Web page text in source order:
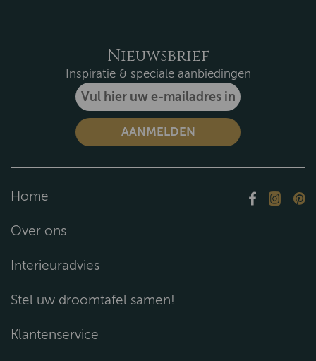
Nieuwsbrief
Inspiratie & speciale aanbiedingen
Home
Over ons
Interieuradvies
Stel uw droomtafel samen!
Klantenservice